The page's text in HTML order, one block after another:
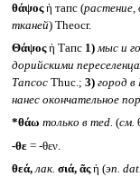
θάψοςἡ тапс (растение,
тканей) Theocr.
Θάψοςἡ Тапс 1) мыс и
дорийскими
ТапсосThuc.; 3) город в
нанес окончательное
*θάω только в med. (см.
-θε = -θεν.
θεά, лак. σιά, ᾶςἡ (эп.